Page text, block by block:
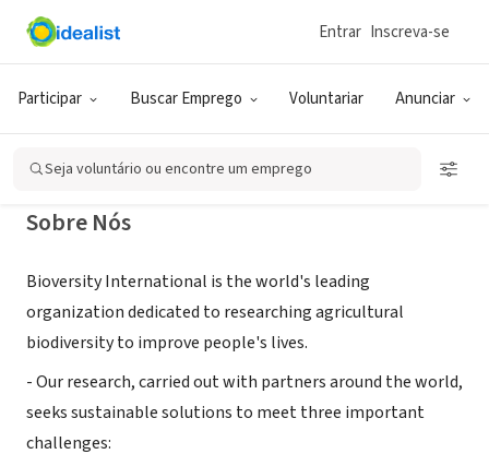
Participar Buscar Emprego Voluntariar Anunciar
Entrar Inscreva-se
Seja voluntário ou encontre um emprego
ONG (SETOR SOCIAL)
Bioversity International
Sobre Nós
Bioversity International is the world's leading
organization dedicated to researching agricultural
biodiversity to improve people's lives.
- Our research, carried out with partners around the world,
seeks sustainable solutions to meet three important
challenges: